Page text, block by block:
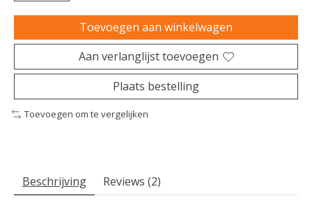
Toevoegen aan winkelwagen
Aan verlanglijst toevoegen
Plaats bestelling
Toevoegen om te vergelijken
Beschrijving Reviews (2)